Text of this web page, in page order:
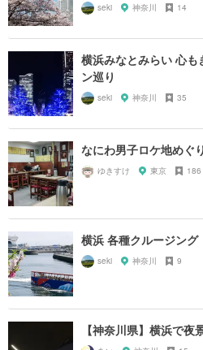
seki 神奈川 14
横浜みなとみらい 心も
ン巡り
seki 神奈川 35
なにわ男子ロケ地めぐり
ゆきすけ 東京 186
横浜 各種クルージン
seki 神奈川 9
【神奈川県】横浜で夜